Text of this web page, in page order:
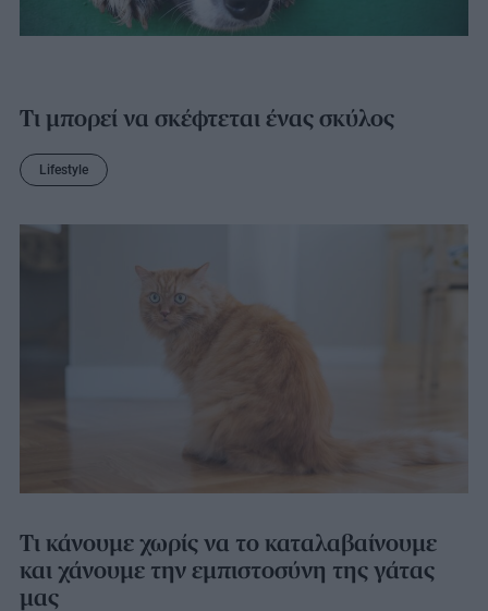
Τι μπορεί να σκέφτεται ένας σκύλος
Lifestyle
Τι κάνουμε χωρίς να το καταλαβαίνουμε
και χάνουμε την εμπιστοσύνη της γάτας
μας